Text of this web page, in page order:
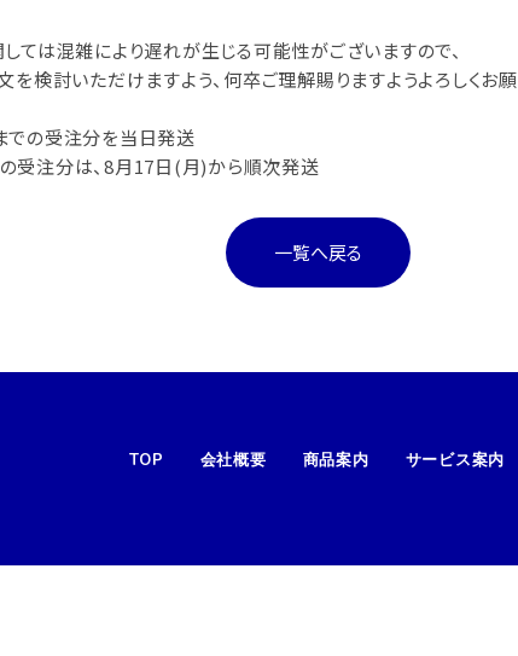
ては混雑により遅れが生じる可能性がございますので、
検討いただけますよう、何卒ご理解賜りますようよろしくお
の受注分を当日発送
受注分は、8月17日(月)から順次発送
一覧へ戻る
TOP 会社概要 商品案内 サービス案内